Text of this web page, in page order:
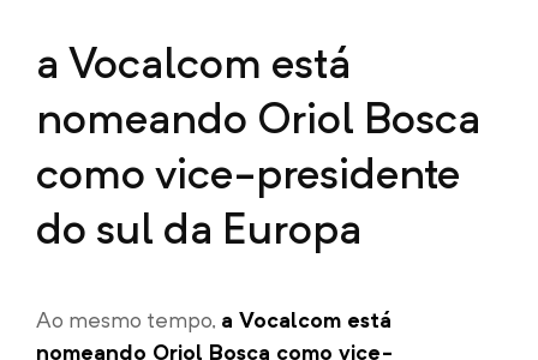
a Vocalcom está
nomeando Oriol Bosca
como vice-presidente
do sul da Europa
Ao mesmo tempo, a Vocalcom está
nomeando Oriol Bosca como vice-